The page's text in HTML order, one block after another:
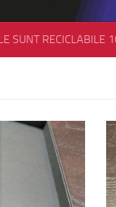
SUNT RECICLABILE